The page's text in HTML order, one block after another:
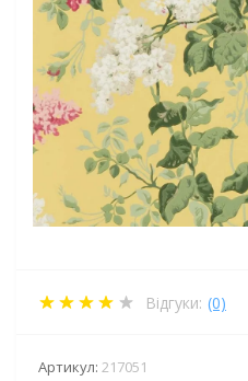
Відгуки: (0)
Артикул: 217051